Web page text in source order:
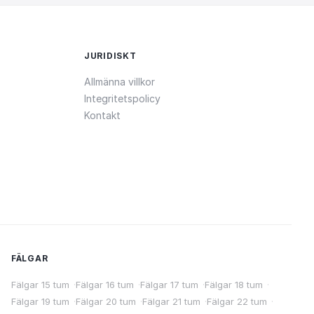
JURIDISKT
Allmänna villkor
Integritetspolicy
Kontakt
FÄLGAR
Fälgar 15 tum ·Fälgar 16 tum ·Fälgar 17 tum ·Fälgar 18 tum ·
Fälgar 19 tum ·Fälgar 20 tum ·Fälgar 21 tum ·Fälgar 22 tum ·